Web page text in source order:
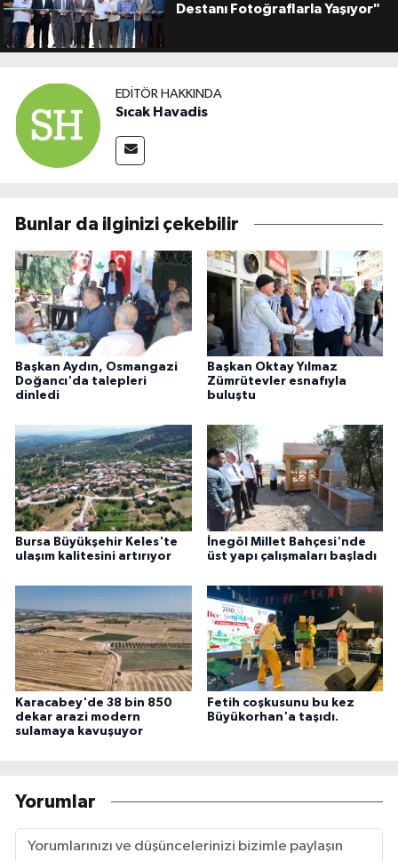
Destanı Fotoğraflarla Yaşıyor"
EDITÖR HAKKINDA
Sıcak Havadis
Bunlar da ilginizi çekebilir
Başkan Aydın, Osmangazi
Doğancı'da talepleri
dinledi
Başkan Oktay Yılmaz
Zümrütevler esnafıyla
buluştu
Bursa Büyükşehir Keles'te
ulaşım kalitesini artırıyor
İnegöl Millet Bahçesi'nde
üst yapı çalışmaları başladı
Karacabey'de 38 bin 850
dekar arazi modern
sulamaya kavuşuyor
Fetih coşkusunu bu kez
Büyükorhan'a taşıdı.
Yorumlar